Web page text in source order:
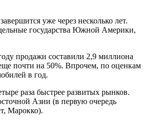
уже через несколько лет.
государства Южной Америки,
продажи составили 2,9 миллиона
почти на 50%. Впрочем, по оценкам
в год.
раза быстрее развитых рынков.
Азии (в первую очередь
Марокко).